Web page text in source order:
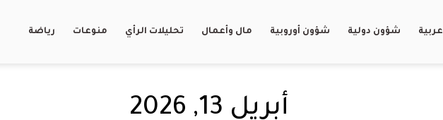
شؤون دولية شؤون أوروبية مال وأعمال تحليلات الرأي منوعات رياضة
أبريل 13, 2026